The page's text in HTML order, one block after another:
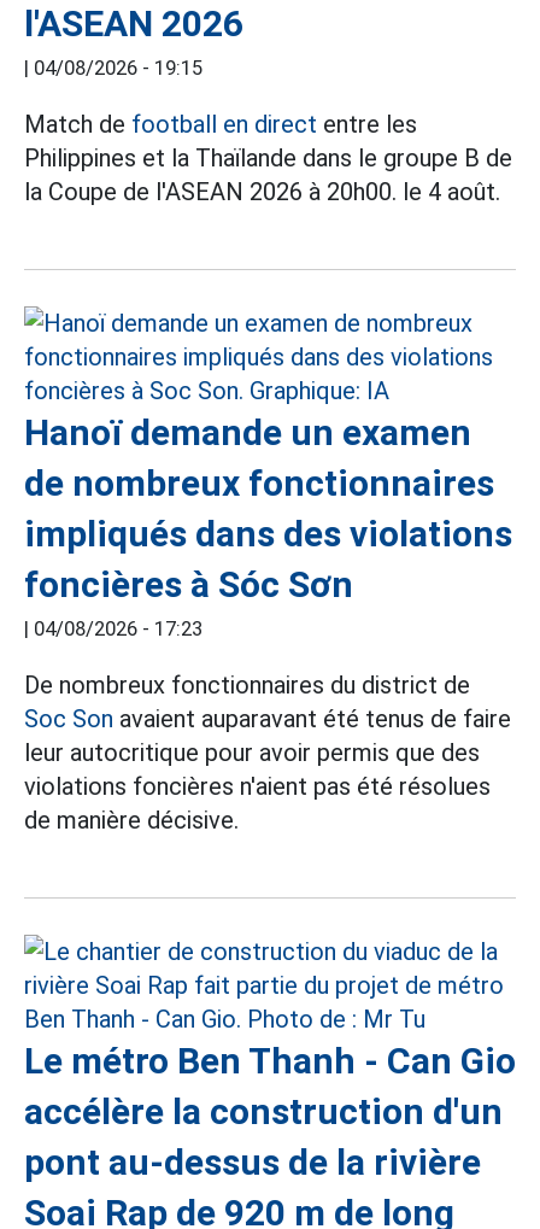
l'ASEAN 2026
| 04/08/2026 - 19:15
Match de football en direct entre les
Philippines et la Thaïlande dans le groupe B de
la Coupe de l'ASEAN 2026 à 20h00. le 4 août.
Hanoï demande un examen
de nombreux fonctionnaires
impliqués dans des violations
foncières à Sóc Sơn
| 04/08/2026 - 17:23
De nombreux fonctionnaires du district de
Soc Son avaient auparavant été tenus de faire
leur autocritique pour avoir permis que des
violations foncières n'aient pas été résolues
de manière décisive.
Le métro Ben Thanh - Can Gio
accélère la construction d'un
pont au-dessus de la rivière
Soai Rap de 920 m de long